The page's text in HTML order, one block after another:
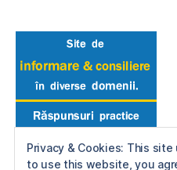
Privacy & Cookies: This
to use this website, you